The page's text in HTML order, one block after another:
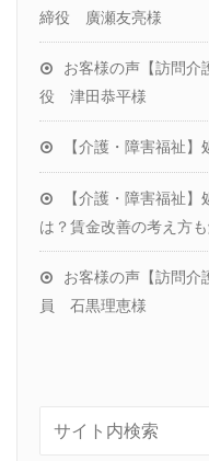
締役 廣瀬友亮様
お客様の声【訪問
役 津田恭平様
【介護・障害福祉
【介護・障害福祉
は？賃金改善の考え方
お客様の声【訪問
員 石黒理恵様